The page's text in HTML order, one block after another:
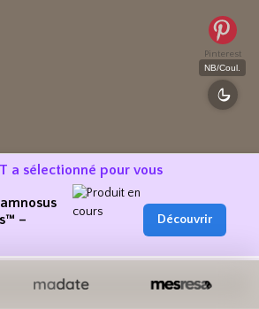
Pinterest
NB/Coul.
a sélectionné pour vous
–
Découvrir